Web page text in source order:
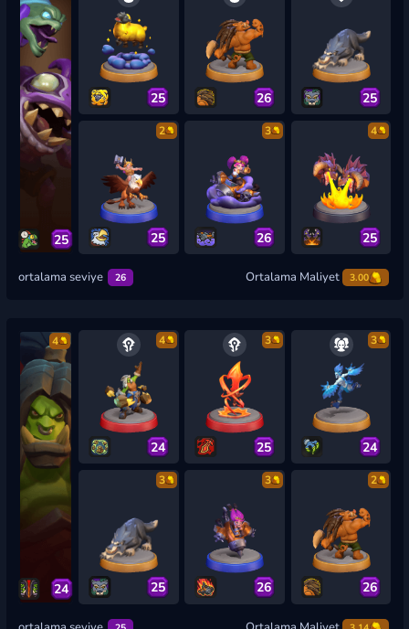
25
25 26 25
2
25
3
26
4
25
ortalama seviye 26 Ortalama Maliyet 3.00
4
24
4
24
3
25
3
24
3
25
3
26
2
26